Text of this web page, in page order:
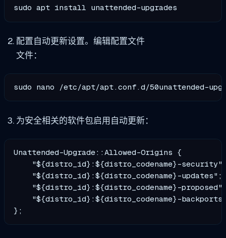
sudo apt install unattended-upgrades
配置自动更新设置。编辑配置文件
文件：
sudo nano /etc/apt/apt.conf.d/50unattended-
为安全相关的软件包启用自动更新：
Unattended-Upgrade::Allowed-Origins {
"${distro_id}:${distro_codename}-
    "${distro_id}:${distro_codename}-updates";
"${distro_id}:${distro_codename}-
"${distro_id}:${distro_codename}-
};